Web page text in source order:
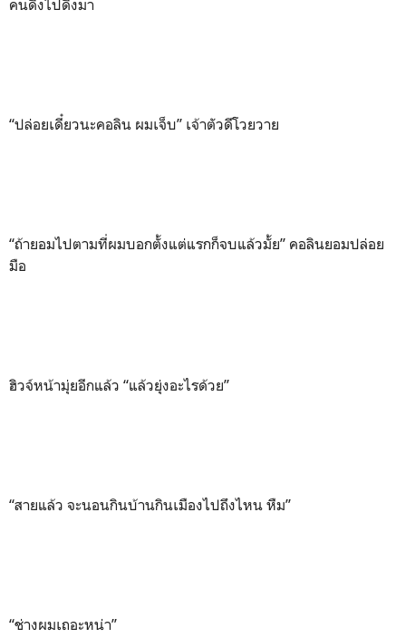
คนดึงไปดึงมา
“ปล่อยเดี๋ยวนะคอลิน ผมเจ็บ” เจ้าตัวดีโวยวาย
“ถ้ายอมไปตามที่ผมบอกตั้งแต่แรกก็จบแล้วมั้ย” คอลินยอมปล่อย
มือ
ฮิวจ์หน้ามุ่ยอีกแล้ว “แล้วยุ่งอะไรด้วย”
“สายแล้ว จะนอนกินบ้านกินเมืองไปถึงไหน หืม”
“ช่างผมเถอะหน่า”